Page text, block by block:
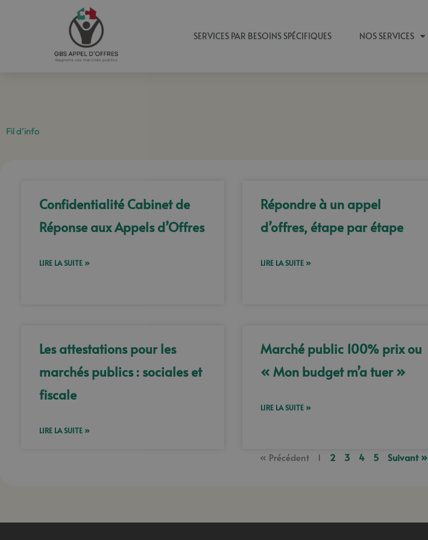
SERVICES PAR BESOINS SPÉCIFIQUES NOS SERVICES
Fil d’info
Confidentialité Cabinet de
Réponse aux Appels d’Offres
LIRE LA SUITE »
Répondre à un appel
d’offres, étape par étape
LIRE LA SUITE »
Les attestations pour les
marchés publics : sociales et
fiscale
LIRE LA SUITE »
Marché public 100% prix ou
« Mon budget m’a tuer »
LIRE LA SUITE »
« Précédent 1 2 3 4 5 Suivant »